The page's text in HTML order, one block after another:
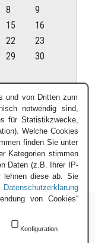
8
9
15
16
22
23
29
30
und von Dritten zum
notwendig sind,
für Statistikzwecke,
Welche Cookies
finden Sie unter
Kategorien stimmen
Daten (z.B. Ihrer IP-
lehnen diese ab. Sie
Datenschutzerklärung
von Cookies“
Konfiguration